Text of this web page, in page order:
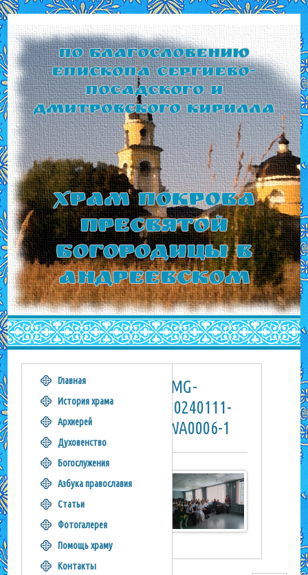
По благословению
Епископа Сергиево-
Посадского и
Дмитровского Кирилла
Храм Покрова
Пресвятой
Богородицы в
Андреевском
IMG-
20240111-
WA0006-1
Главная
История храма
Архиерей
Духовенство
Богослужения
Азбука православия
Статьи
Фотогалерея
Помощь храму
Контакты